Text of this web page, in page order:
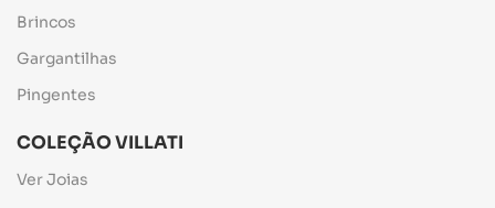
Brincos
Gargantilhas
Pingentes
COLEÇÃO VILLATI
Ver Joias